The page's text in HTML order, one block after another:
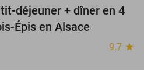
44%
déjeuner + dîner en 4
Épis en Alsace
9.7 star